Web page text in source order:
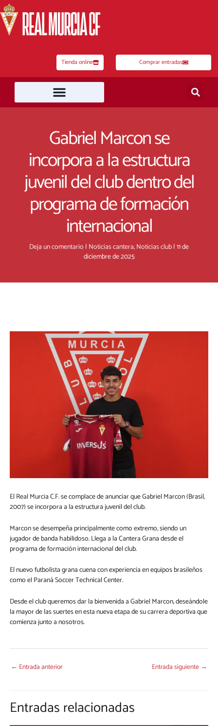
al
contenido
Tienda online Comprar entradas
Gabriel Marcon se
incorpora a la estructura
juvenil del club dentro del
programa de formación
internacional
Deja un comentario | Noticias cantera,Noticias club|11 de
diciembre de 2025
El Real Murcia C.F. se complace de anunciar que Gabriel Marcon (Brasil,
2007) se incorpora a la estructura juvenil del club.
Marcon se desempeña principalmente como extremo, siendo un
jugador de banda habilidoso. Llega a la Cantera Grana desde el
programa de formación internacional del club.
El nuevo futbolista grana cuena con experiencia en equipos brasileños
como el Paraná Soccer Technical Center.
Desde el club queremos dar la bienvenida a Gabriel Marcon, deseándole
la mayor de las suertes en esta nueva etapa de su carrera deportiva que
comienza junto a nosotros.
← Entrada anterior Entrada siguiente →
Entradas relacionadas